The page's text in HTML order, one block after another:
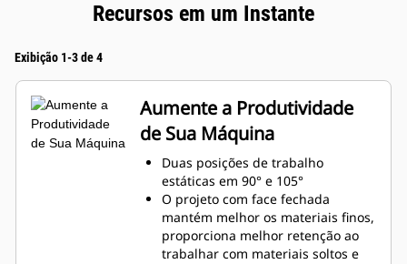
Recursos em um Instante
Exibição 1-3 de 4
Aumente a Produtividade
de Sua Máquina
Duas posições de trabalho
estáticas em 90° e 105°
O projeto com face fechada
mantém melhor os materiais finos,
proporciona melhor retenção ao
trabalhar com materiais soltos e